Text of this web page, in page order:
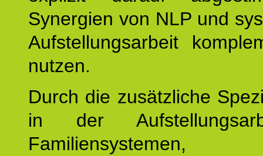
Synergien von NLP und
Aufstellungsarbeit
nutzen.
Durch die zusätzliche
in der
Familiensystemen,